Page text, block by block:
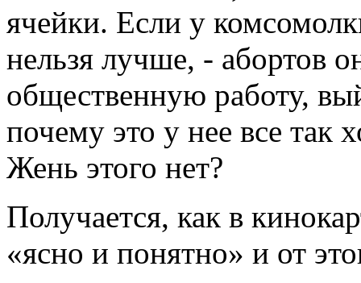
ячейки. Если у
нельзя лучше, - абортов
общественную работу,
почему это у нее все так
Жень этого нет?
Получается, как в
«ясно и понятно» и от